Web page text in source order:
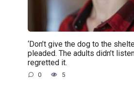
‘Don’t give the dog to the
pleaded. The adults didn’t
regretted it.
0 5